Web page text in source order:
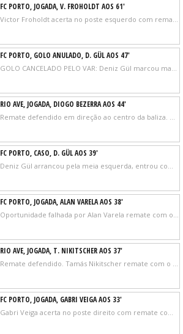
FC PORTO, JOGADA, V. FROHOLDT AOS 61'
FC PORTO, GOLO ANULADO, D. GÜL AOS 47'
RIO AVE, JOGADA, DIOGO BEZERRA AOS 44'
FC PORTO, CASO, D. GÜL AOS 39'
FC PORTO, JOGADA, ALAN VARELA AOS 38'
RIO AVE, JOGADA, T. NIKITSCHER AOS 37'
FC PORTO, JOGADA, GABRI VEIGA AOS 33'